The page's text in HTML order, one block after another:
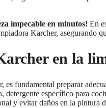
impecable en minutos! En
Karcher, asegurando
en la
es fundamental preparar
detergente específico para
y evitar daños en la pintura